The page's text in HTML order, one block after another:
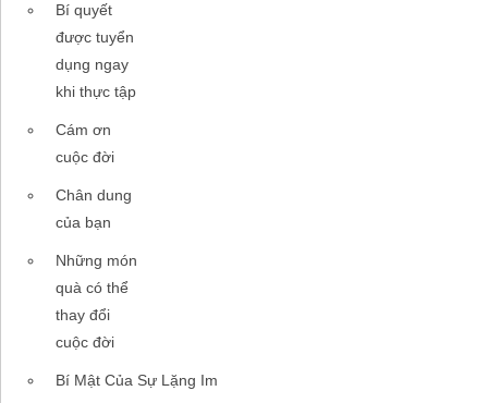
Bí quyết
được tuyển
dụng ngay
khi thực tập
Cám ơn
cuộc đời
Chân dung
của bạn
Những món
quà có thể
thay đổi
cuộc đời
Bí Mật Của Sự Lặng Im